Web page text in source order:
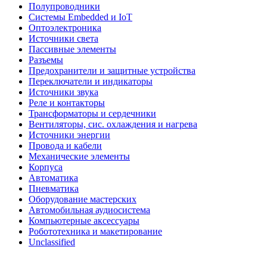
Полупроводники
Системы Embedded и IoT
Oптоэлектроника
Источники света
Пассивные элементы
Разъeмы
Предохранители и защитные устройства
Переключатели и индикаторы
Источники звука
Реле и контакторы
Трансформаторы и сердечники
Вентиляторы, сис. охлаждения и нагрева
Источники энергии
Провода и кабели
Механические элементы
Корпуса
Автоматика
Пневматика
Оборудование мастерских
Автомобильная аудиосистема
Компьютерные аксессуары
Робототехника и макетирование
Unclassified